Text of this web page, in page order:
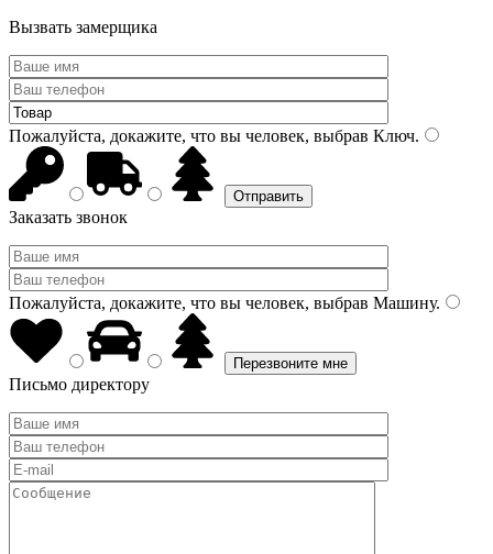
Вызвать замерщика
Пожалуйста, докажите, что вы человек, выбрав Ключ.
Заказать звонок
Пожалуйста, докажите, что вы человек, выбрав Машину.
Письмо директору